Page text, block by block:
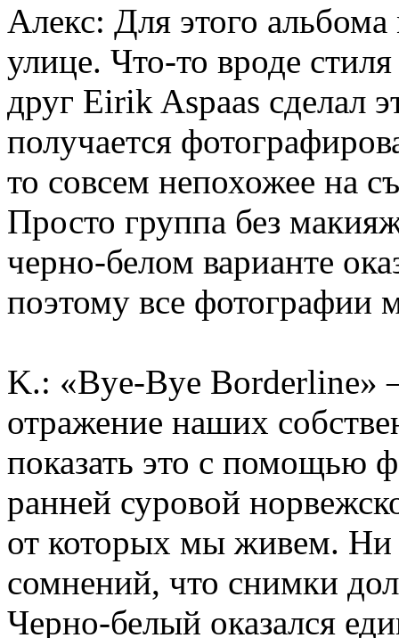
Алекс: Для этого
улице. Что-то вроде
друг Eirik Aspaas сделал
получается
то совсем непохожее на
Просто группа без
черно-белом варианте
поэтому все
K.: «Bye-Bye Borderline»
отражение наших
показать это с помощью
ранней суровой
от которых мы живем. Ни
сомнений, что снимки
Черно-белый оказался